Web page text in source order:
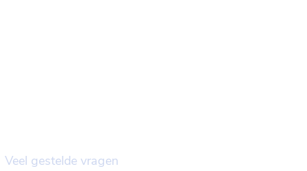
Veel gestelde vragen